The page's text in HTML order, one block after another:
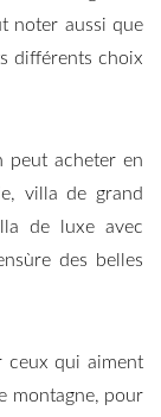
noter aussi que
différents choix
peut acheter en
villa de grand
de luxe avec
des belles
ceux qui aiment
montagne, pour